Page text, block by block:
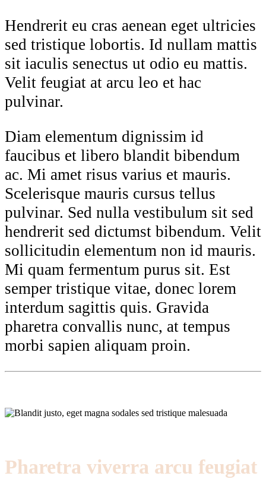
Hendrerit eu cras aenean eget ultricies
sed tristique lobortis. Id nullam mattis
sit iaculis senectus ut odio eu mattis.
Velit feugiat at arcu leo et hac
pulvinar.
Diam elementum dignissim id
faucibus et libero blandit bibendum
ac. Mi amet risus varius et mauris.
Scelerisque mauris cursus tellus
pulvinar. Sed nulla vestibulum sit sed
hendrerit sed dictumst bibendum. Velit
sollicitudin elementum non id mauris.
Mi quam fermentum purus sit. Est
semper tristique vitae, donec lorem
interdum sagittis quis. Gravida
pharetra convallis nunc, at tempus
morbi sapien aliquam proin.
Pharetra viverra arcu feugiat